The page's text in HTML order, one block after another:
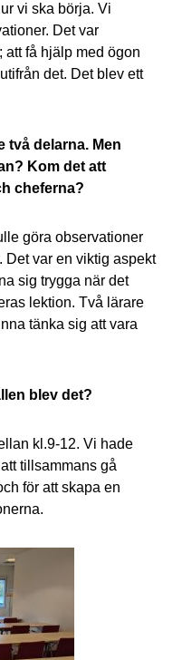
vi ska börja. Vi
Det var
att få hjälp med ögon
det. Det blev ett
två delarna. Men
Kom det att
cheferna?
göra observationer
Det var en viktig aspekt
sig trygga när det
lektion. Två lärare
tänka sig att vara
blev det?
kl.9-12. Vi hade
tillsammans gå
för att skapa en